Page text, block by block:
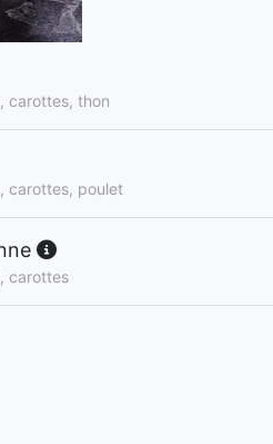
carottes, thon
carottes, poulet
carottes